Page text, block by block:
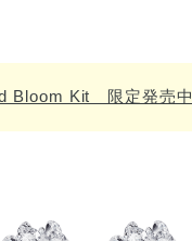
Bloom Kit 限定発売中